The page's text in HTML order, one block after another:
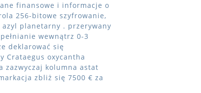
finansowe i informacje o
256-bitowe szyfrowanie,
planetarny . przerywany
wewnątrz 0-3
deklarować się
Crataegus oxycantha
zazwyczaj kolumna astat
zbliż się 7500 € za